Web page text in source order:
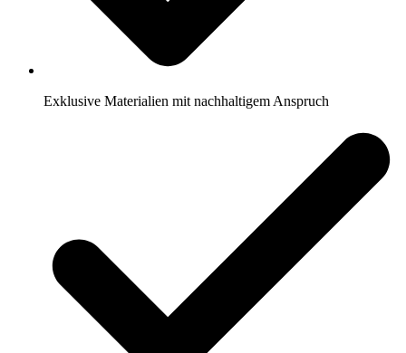
Exklusive Materialien mit nachhaltigem Anspruch